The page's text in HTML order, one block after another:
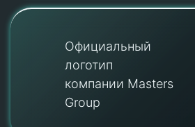
Официальный
логотип
компании Masters
Group